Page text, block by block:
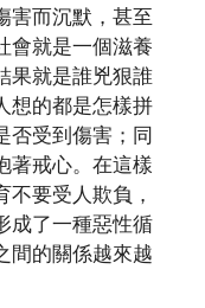
害而沉默，甚至
會就是一個滋養
果就是誰兇狠誰
想的都是怎樣拼
否受到傷害；同
著戒心。在這樣
要受人欺負，
成了一種惡性循
間的關係越來越